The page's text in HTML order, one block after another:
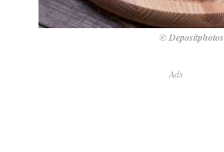
© Depositphotos
Ads